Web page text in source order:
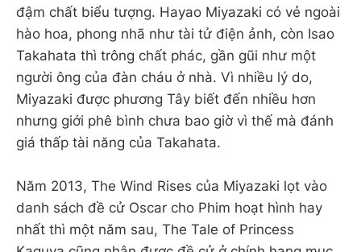
đậm chất biểu tượng. Hayao Miyazaki có vẻ ngoài
hào hoa, phong nhã như tài tử điện ảnh, còn Isao
Takahata thì trông chất phác, gần gũi như một
người ông của đàn cháu ở nhà. Vì nhiều lý do,
Miyazaki được phương Tây biết đến nhiều hơn
nhưng giới phê bình chưa bao giờ vì thế mà đánh
giá thấp tài năng của Takahata.
Năm 2013, The Wind Rises của Miyazaki lọt vào
danh sách đề cử Oscar cho Phim hoạt hình hay
nhất thì một năm sau, The Tale of Princess